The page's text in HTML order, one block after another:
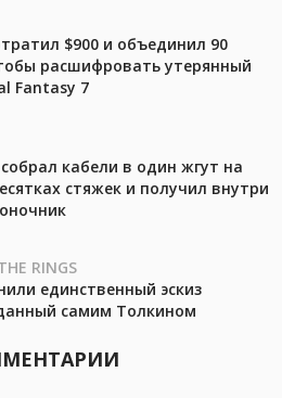
$900 и объединил 90
расшифровать утерянный
Fantasy 7
кабели в один жгут на
стяжек и получил внутри
RINGS
единственный эскиз
самим Толкином